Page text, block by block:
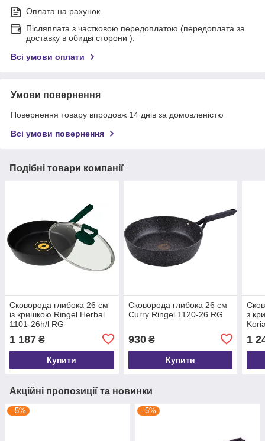
Оплата на рахунок
Післяплата з частковою передоплатою (передоплата за
доставку в обидві сторони ).
Всі умови оплати
Умови повернення
Повернення товару впродовж 14 днів за домовленістю
Всі умови повернення
Подібні товари компанії
Сковорода глибока 26 см
із кришкою Ringel Herbal
1101-26h/l RG
1 187 ₴
Купити
Сковорода глибока 26 см
Curry Ringel 1120-26 RG
930₴
Купити
з
1
Акційні пропозиції та новинки
–5% –5%